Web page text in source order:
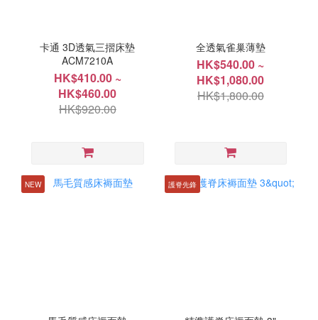
卡通 3D透氣三摺床墊
ACM7210A
HK$410.00 ~
HK$460.00
HK$920.00
全透氣雀巢薄墊
HK$540.00 ~
HK$1,080.00
HK$1,800.00
NEW 護脊先鋒